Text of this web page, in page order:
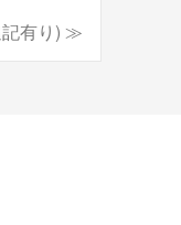
記有り) ≫